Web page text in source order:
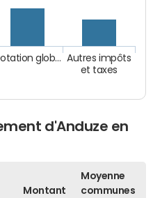
Autres impôts
et taxes
glob…
d'Anduze en
Montant
Moyenne
communes